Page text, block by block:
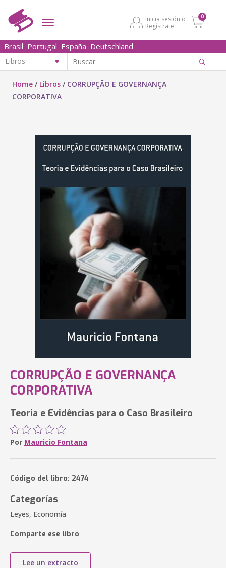
Inicia sesión o
Regístrate
0
Brasil Portugal España Deutschland
Home / Libros / CORRUPÇÃO E GOVERNANÇA
CORPORATIVA
CORRUPÇÃO E GOVERNANÇA
CORPORATIVA
Teoria e Evidências para o Caso Brasileiro
Por Mauricio Fontana
Código del libro: 2474
Categorías
Leyes, Economía
Comparte ese libro
Lee un extracto